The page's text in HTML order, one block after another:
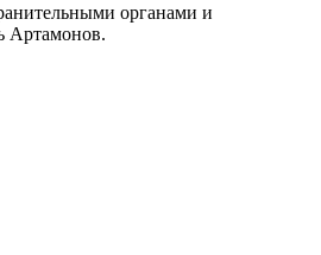
органами и
Артамонов.